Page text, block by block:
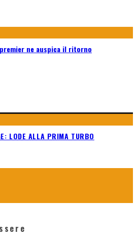
ne auspica il ritorno
LODE ALLA PRIMA TURBO